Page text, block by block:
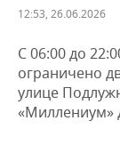
КОРОЛИ
ВУЗЫ
НОВОСТИ
ФИНАНСЫ
НОВОСТИ
НОВОСТИ
12:53, 26.06.2026
С 06:00 до
ограничено
улице
«Миллениум»